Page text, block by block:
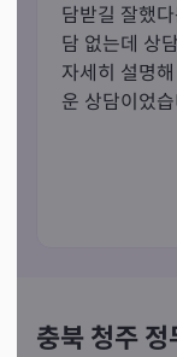
담받길 잘했
담 없는데 상
자세히 설명
운 상담이었
충북 청주 정